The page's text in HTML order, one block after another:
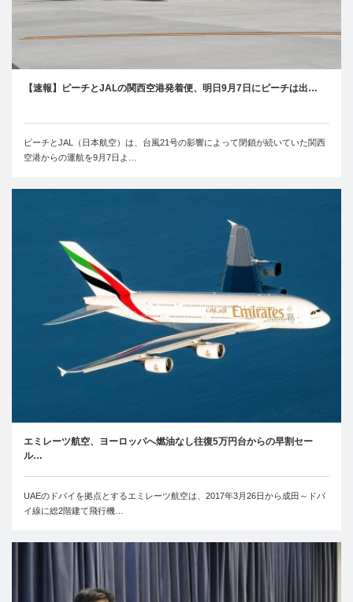
【速報】ピーチとJALの関西空港発着便、明日9月7日にピーチは出…
ピーチとJAL（日本航空）は、台風21号の影響によって閉鎖が続いていた関西
空港からの運航を9月7日よ…
エミレーツ航空、ヨーロッパへ燃油なし往復5万円台からの早割セー
ル…
UAEのドバイを拠点とするエミレーツ航空は、2017年3月26日から成田～ドバ
イ線に総2階建て飛行機…